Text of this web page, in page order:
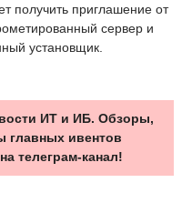
получить приглашение от
сервер и
установщик.
ИТ и ИБ. Обзоры,
главных ивентов
телеграм-канал!